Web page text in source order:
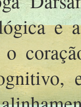
e